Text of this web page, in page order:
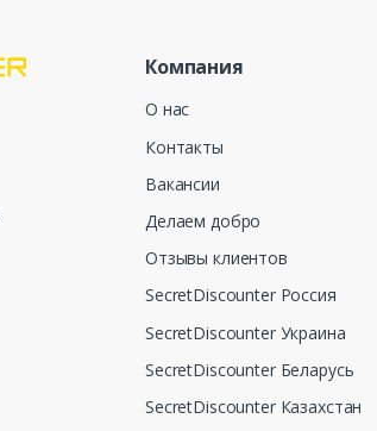
Компания
О нас
Контакты
Вакансии
Делаем добро
Отзывы клиентов
SecretDiscounter Россия
SecretDiscounter Украина
SecretDiscounter Беларусь
SecretDiscounter Казахстан